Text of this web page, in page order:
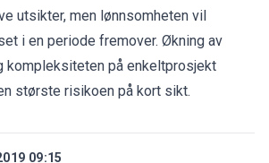
utsikter, men lønnsomheten vil
i en periode fremover. Økning av
kompleksiteten på enkeltprosjekt
største risikoen på kort sikt.
09:15